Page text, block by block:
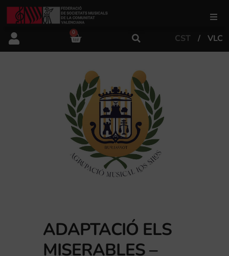
FSMCV
Àrea educativa
0
CST VLC
ADAPTACIÓ ELS
MISERABLES –